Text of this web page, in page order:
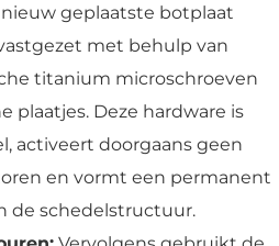
nieuw geplaatste botplaat
met behulp van
titanium microschroeven
plaatjes. Deze hardware is
activeert doorgaans geen
en vormt een permanent
de schedelstructuur.